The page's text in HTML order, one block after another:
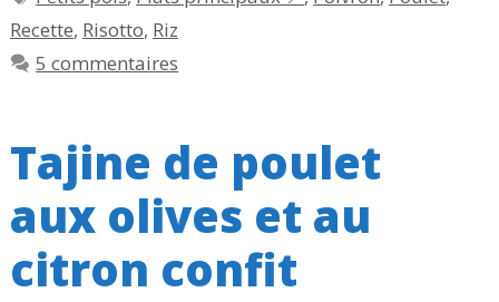
Recette, Risotto, Riz
5 commentaires
Tajine de poulet
aux olives et au
citron ​confit